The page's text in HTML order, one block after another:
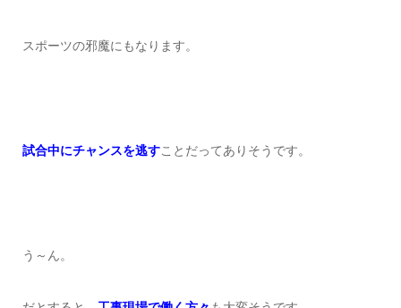
スポーツの邪魔にもなります。
試合中にチャンスを逃すことだってありそうです。
う～ん。